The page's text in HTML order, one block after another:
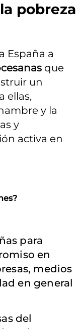
pobreza
España a
que
un
ellas,
y la
y
activa en
para
en
medios
en general
del